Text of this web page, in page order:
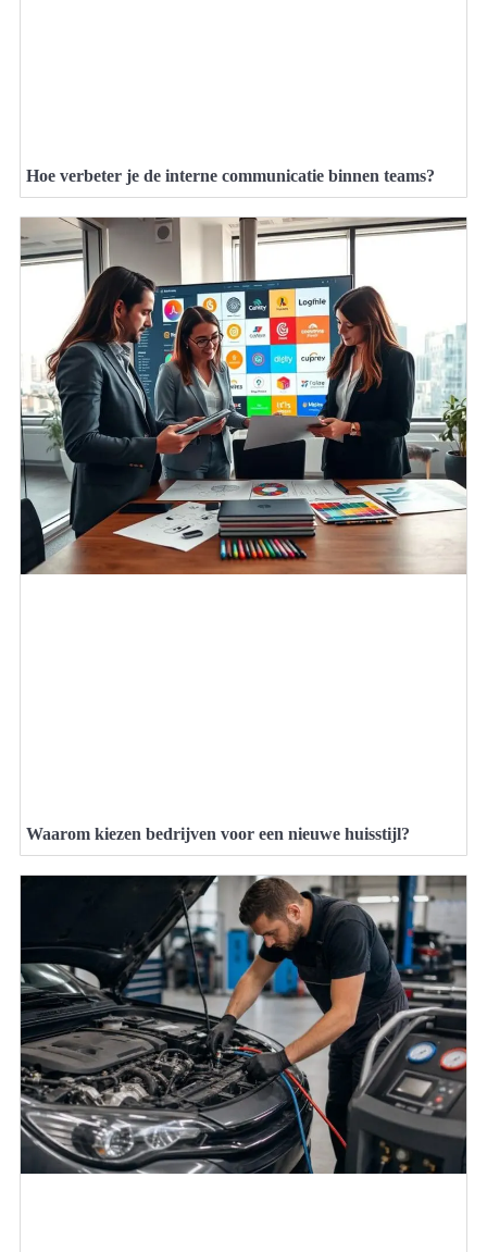
Hoe verbeter je de interne communicatie binnen teams?
Waarom kiezen bedrijven voor een nieuwe huisstijl?